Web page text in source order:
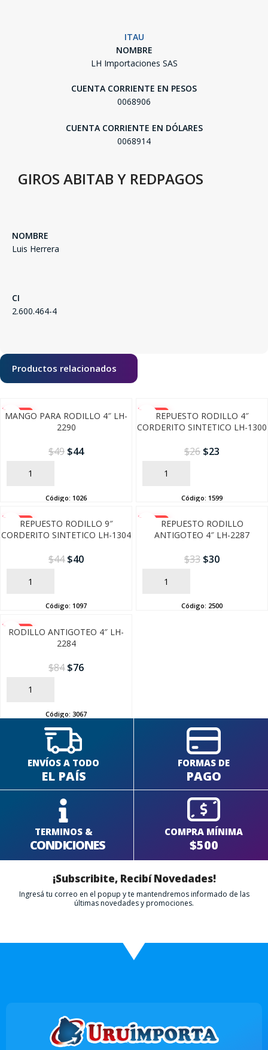
ITAU
NOMBRE
LH Importaciones SAS
CUENTA CORRIENTE EN PESOS
0068906
CUENTA CORRIENTE EN DÓLARES
0068914
GIROS ABITAB Y REDPAGOS
NOMBRE
Luis Herrera
CI
2.600.464-4
Productos relacionados
-10%
MANGO PARA RODILLO 4″ LH-
2290
$49 $44
AÑADIR
Código: 1026
-10%REPUESTO RODILLO 4″
CORDERITO SINTETICO LH-1300
$26 $23
AÑADIR
Código: 1599
-10%REPUESTO RODILLO 9″
CORDERITO SINTETICO LH-1304
$44 $40
AÑADIR
Código: 1097
-10%REPUESTO RODILLO
ANTIGOTEO 4″ LH-2287
$33 $30
AÑADIR
Código: 2500
-10%
RODILLO ANTIGOTEO 4″ LH-
2284
$84 $76
AÑADIR
Código: 3067
ENVÍOS A TODO
EL PAÍS
FORMAS DE
PAGO
TERMINOS &
CONDICIONES
COMPRA MÍNIMA
$500
¡Subscribite, Recibí Novedades!
Ingresá tu correo en el popup y te mantendremos informado de las
últimas novedades y promociones.